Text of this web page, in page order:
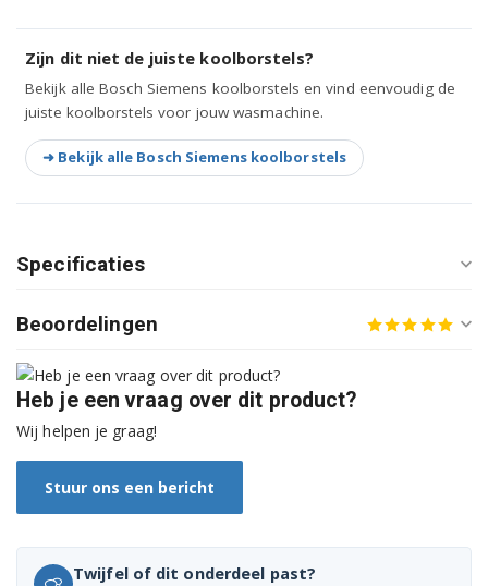
S1WTF3601A
S1WTF3700A
S1WTF3800A
S1WTF3801A
S1WTF3802A
S1WTF3900A
WAA12160BY
WAA12160II
WAA12160IT
WAA12160TR
Zijn dit niet de juiste koolborstels?
Bekijk alle Bosch Siemens koolborstels en vind eenvoudig de
juiste koolborstels voor jouw wasmachine.
➜ Bekijk alle Bosch Siemens koolborstels
Specificaties
Beoordelingen
Heb je een vraag over dit product?
Wij helpen je graag!
Stuur ons een bericht
Twijfel of dit onderdeel past?